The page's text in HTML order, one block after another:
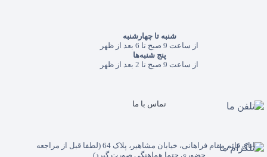
شنبه تا چهارشنبه
از ساعت 9 صبح تا 6 بعد از ظهر
پنج شنبه‌ها
از ساعت 9 صبح تا 2 بعد از ظهر
تماس با ما
خیابان قائم مقام فراهانی، خیابان مشاهیر، پلاک 64 (لطفا قبل از مراجعه
حضوری حتما هماهنگی صورت گیرد)